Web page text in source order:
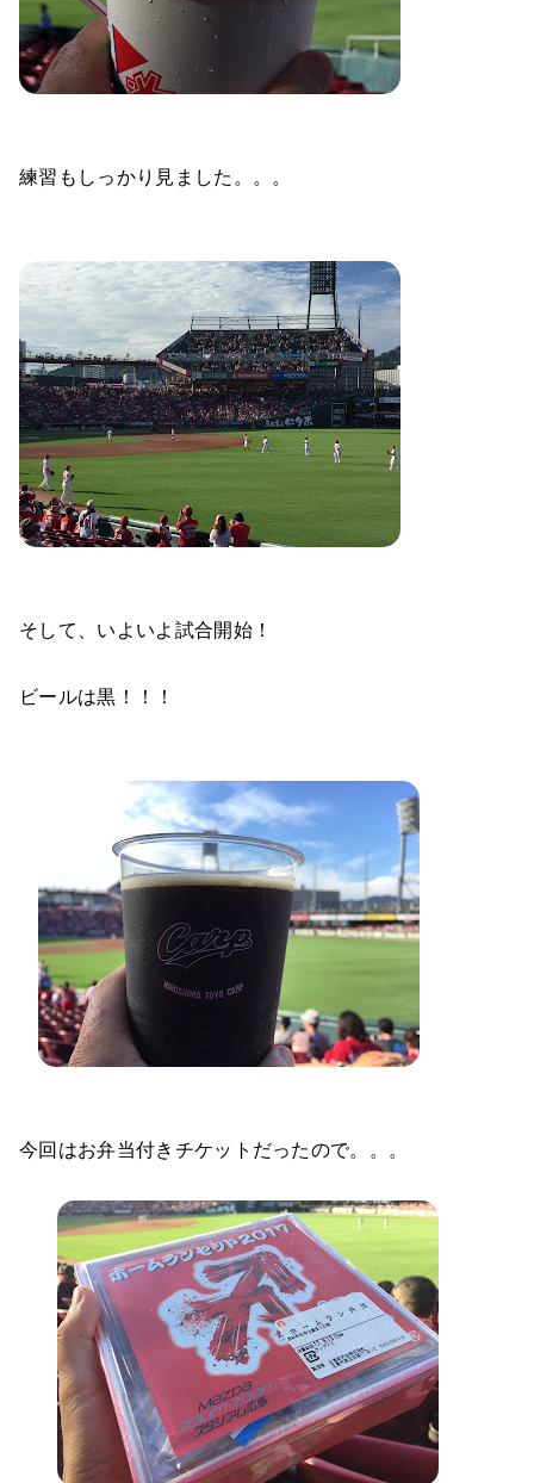
練習もしっかり見ました。。。
そして、いよいよ試合開始！
ビールは黒！！！
今回はお弁当付きチケットだったので。。。